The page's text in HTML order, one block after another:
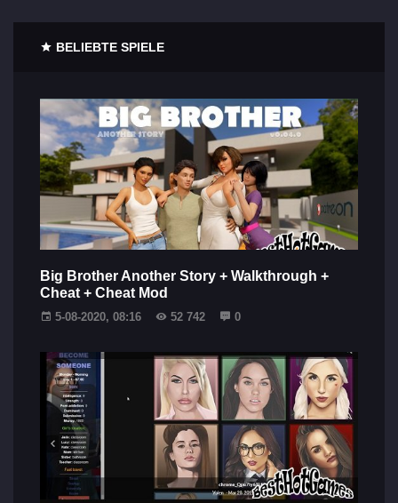
BELIEBTE SPIELE
Big Brother Another Story + Walkthrough +
Cheat + Cheat Mod
5-08-2020, 08:16 52 742 0